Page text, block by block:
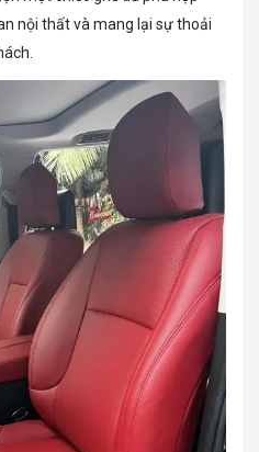
nội thất và mang lại sự thoải